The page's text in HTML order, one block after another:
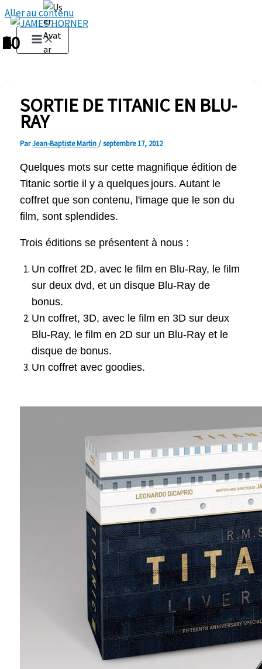
Aller au contenu
SORTIE DE TITANIC EN BLU-
RAY
ParJean-Baptiste Martin/septembre 17, 2012
Quelques mots sur cette magnifique édition de
Titanic sortie il y a quelques jours. Autant le
coffret que son contenu, l'image que le son du
film, sont splendides.
Trois éditions se présentent à nous :
Un coffret 2D, avec le film en Blu-Ray, le film
sur deux dvd, et un disque Blu-Ray de
bonus.
Un coffret, 3D, avec le film en 3D sur deux
Blu-Ray, le film en 2D sur un Blu-Ray et le
disque de bonus.
Un coffret avec goodies.
1
2
3
4
5
6
7
8
9
10